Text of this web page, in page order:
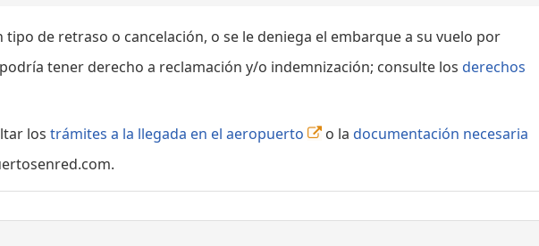
tipo de retraso o cancelación, o se le deniega el embarque a su vuelo por
tener derecho a reclamación y/o indemnización; consulte los derechos
los trámites a la llegada en el aeropuerto o la documentación necesaria